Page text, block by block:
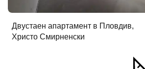
Двустаен апартамент в Пловдив,
Христо Смирненски